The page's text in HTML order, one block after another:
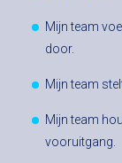
Mijn team
door.
Mijn team
Mijn team
vooruitgang.